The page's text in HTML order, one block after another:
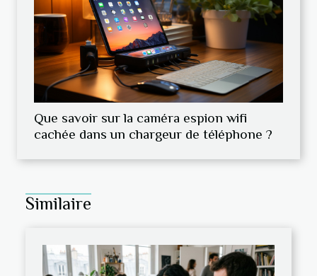
Que savoir sur la caméra espion wifi
cachée dans un chargeur de téléphone ?
Similaire